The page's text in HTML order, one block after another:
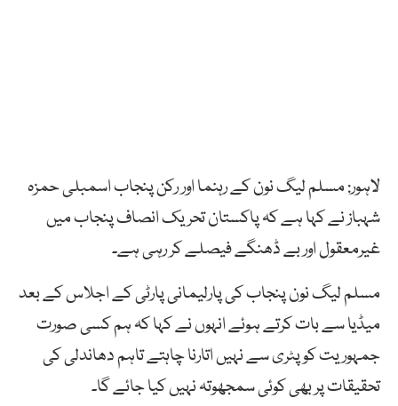
لاہور: مسلم لیگ نون کے رہنما اور رکن پنجاب اسمبلی حمزہ
شہباز نے کہا ہے کہ پاکستان تحریک انصاف پنجاب میں
غیرمعقول اور بے ڈھنگے فیصلے کر رہی ہے۔
مسلم لیگ نون پنجاب کی پارلیمانی پارٹی کے اجلاس کے بعد
میڈیا سے بات کرتے ہوئے انہوں نے کہا کہ ہم کسی صورت
جمہوریت کو پٹری سے نہیں اتارنا چاہتے تاہم دھاندلی کی
تحقیقات پر بھی کوئی سمجھوتہ نہیں کیا جائے گا۔